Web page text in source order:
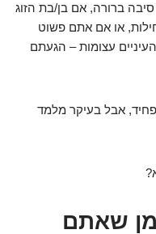
ברורה, אם בן/בת הזוג
או אם אתם פשוט
עצומות – הגעתם
אבל בעיקר מלמד
שאתם